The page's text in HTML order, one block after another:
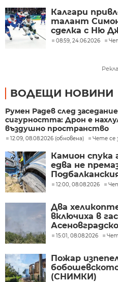
Калгари
талант
сделка с Ню
08:59, 24.06.2026
ВОДЕЩИ НОВИНИ
Румен Радев след
сигурността: Дрон е
въздушно пространство
12:09, 08.08.2026 (обновена) Чете се
Камион спука
едва не
12:00, 08.08.2026
Два
включиха в
15:01, 08.08.2026
Пожар
(СНИМКИ)